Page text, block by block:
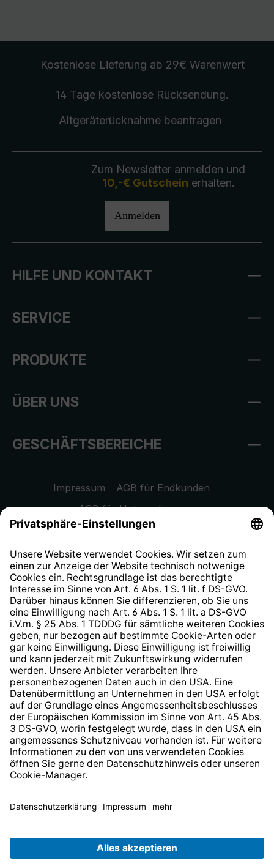
Kostenlose Lieferung ab 29€ Warenwert
14 Tage kostenlose Rücksendung.
Altgeräterücknahmebeantragen
Zum Newsletter anmelden und
10,-€ Gutschein erhalten.
Anmelden
HILFE UND KONTAKT
SERVICE
PRODUKTE
ÜBER UNS
GESCHÄFTSBEREICHE
Impressum
AGB für Endkunden
AGB für Unternehmen
Datenschutzhinweis
Widerrufsrecht
Hinweisgeberschutzsystem
Barrierefreiheit
* Alle Preise inkl. gesetzl. Mehrwertsteuer zzgl.
anders angegeben.
© 2026 TechniSat Digital GmbH